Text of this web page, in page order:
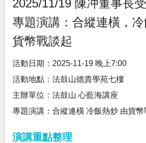
2025/11/19 陳冲董事長
專題演講：合縱連橫，
貨幣戰談起
活動日期：2025-11-19 晚上7:00
活動地點：法鼓山德貴學苑七樓
主辦單位：法鼓山 心藍海講座
專題演講：合縱連橫 冷飯熱炒 由貨幣
演講重點整理